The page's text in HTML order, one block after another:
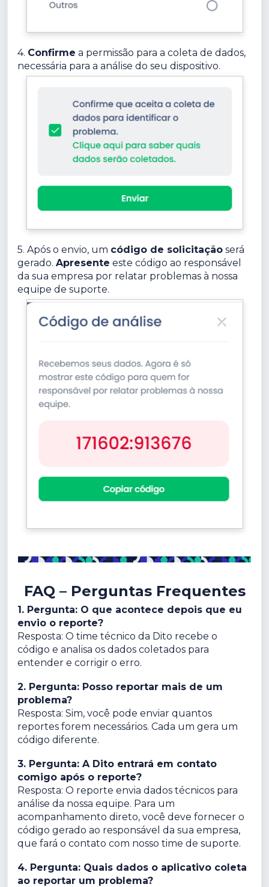
4. Confirme a permissão para a coleta de dados,
necessária para a análise do seu dispositivo.
5. Após o envio, um código de solicitação será
gerado. Apresente este código ao responsável
da sua empresa por relatar problemas à nossa
equipe de suporte.
FAQ – Perguntas Frequentes
1. Pergunta: O que acontece depois que eu
envio o reporte?
Resposta: O time técnico da Dito recebe o
código e analisa os dados coletados para
entender e corrigir o erro.
2. Pergunta: Posso reportar mais de um
problema?
Resposta: Sim, você pode enviar quantos
reportes forem necessários. Cada um gera um
código diferente.
3. Pergunta: A Dito entrará em contato
comigo após o reporte?
Resposta: O reporte envia dados técnicos para
análise da nossa equipe. Para um
acompanhamento direto, você deve fornecer o
código gerado ao responsável da sua empresa,
que fará o contato com nosso time de suporte.
4. Pergunta: Quais dados o aplicativo coleta
ao reportar um problema?